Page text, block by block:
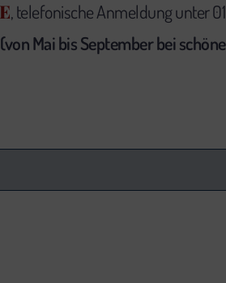
, telefonische Anmeldung unter
(von Mai bis September bei